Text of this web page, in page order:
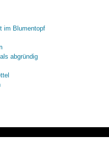
im Blumentopf
abgründig